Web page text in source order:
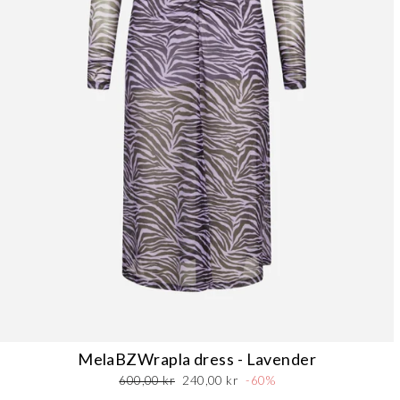
MelaBZWrapla dress - Lavender
Normalpris
600,00 kr Udsalgspris
240,00 kr -60%
FØDSELSDAG
*Velkomstrabatten gælder ikke